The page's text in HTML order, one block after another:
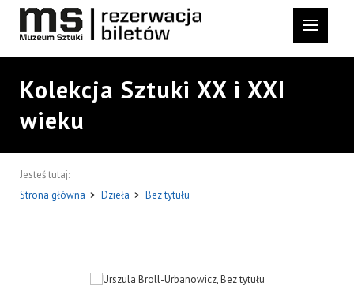
Kolekcja Sztuki XX i XXI
wieku
Jesteś tutaj:
Strona główna > Dzieła > Bez tytułu